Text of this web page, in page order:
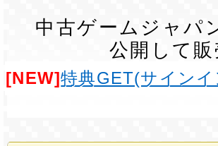
中古ゲームジャパ
公開して
[NEW]特典GET(サイン